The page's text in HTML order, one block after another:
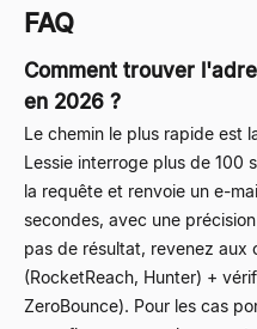
FAQ
Comment trouver
en 2026 ?
Le chemin le plus rapide est
Lessie interroge plus de 100
la requête et renvoie un e-
secondes, avec une
pas de résultat, revenez aux
(RocketReach, Hunter) +
ZeroBounce). Pour les cas